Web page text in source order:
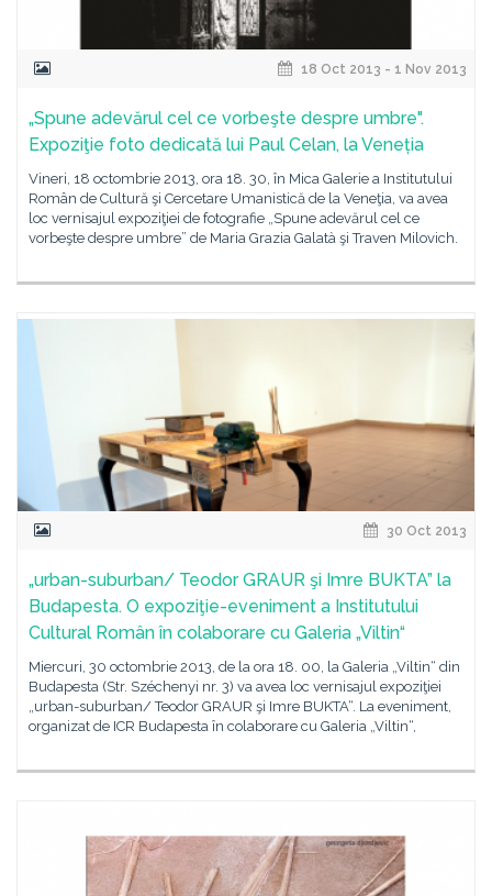
18 Oct 2013 - 1 Nov 2013
„Spune adevărul cel ce vorbeşte despre umbre".
Expoziţie foto dedicată lui Paul Celan, la Veneția
Vineri, 18 octombrie 2013, ora 18. 30, în Mica Galerie a Institutului
Român de Cultură şi Cercetare Umanistică de la Veneţia, va avea
loc vernisajul expoziţiei de fotografie „Spune adevărul cel ce
vorbeşte despre umbre” de Maria Grazia Galatà şi Traven Milovich.
30 Oct 2013
„urban-suburban/ Teodor GRAUR şi Imre BUKTA” la
Budapesta. O expoziţie-eveniment a Institutului
Cultural Român în colaborare cu Galeria „Viltin“
Miercuri, 30 octombrie 2013, de la ora 18. 00, la Galeria „Viltin“ din
Budapesta (Str. Széchenyi nr. 3) va avea loc vernisajul expoziţiei
„urban-suburban/ Teodor GRAUR şi Imre BUKTA“. La eveniment,
organizat de ICR Budapesta în colaborare cu Galeria „Viltin“,